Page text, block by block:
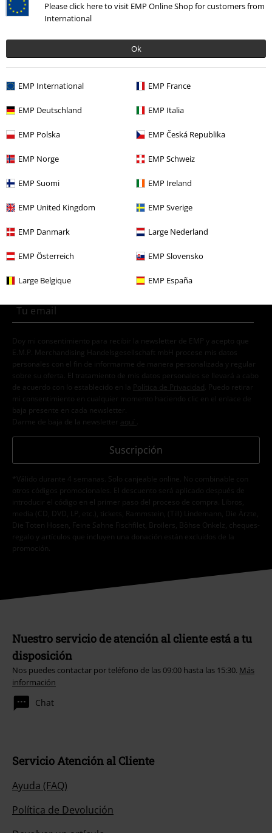
Please click here to visit EMP Online Shop for customers from
International
Ok
EMP International EMP France
EMP Deutschland EMP Italia
EMP Polska EMP Česká Republika
EMP Norge EMP Schweiz
EMP Suomi EMP Ireland
EMP United Kingdom EMP Sverige
EMP Danmark Large Nederland
EMP Österreich EMP Slovensko
Large Belgique EMP España
Más categorías. Más opciones
Estilos Horror
Ofertas % Merch de Bandas
Nuevo Band Merch
Band Merch Black Sabbath
Estilo de vida
¡Cheque regalo del 15% de descuento,
suscríbete ahora!
Doy mi consentimiento para recibir la newsletter de EMP y acepto que
E.M.P. Merchandising Handelsgesellschaft mbH procese mis datos
personales con el fin de informarme de manera personalizada y regular
sobre su oferta. El tratamiento de mis datos personales se llevará a cabo
de acuerdo con lo establecido en la
Política de Privacidad . Puedo retirar
mi consentimiento en cualquier momento haciendo clic en el enlace de
baja presente en cada newsletter.
Darme de baja de la newsletter
aquí
Suscripción
*Válido durante 4 semanas. Solo canjeable online. No combinable con
otros códigos promocionales. El descuento será aplicado después de
introducir el código en el primer paso del proceso de compra. Libros,
media (CD, DVD, LP, etc.), tickets, Rammstein, (Till) Lindemann, Die Ärzte,
Die Toten Hosen, Feine Sahne Fischfilet, Broilers, Böhse Onkelz, cheques-
regalo y artículos que incluyen una donación están excluidos de la
promoción.
Nuestro servicio de atención al cliente está a tu
disposición
Nos puedes contactar por teléfono de las 09:00 hasta las 15:30. Más
información
Chat
Servicio Atención al Cliente
Ayuda (FAQ)
Política de Devolución